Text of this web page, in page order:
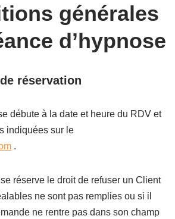
générales
d’hypnose
réservation
débute à la date et heure du RDV et
indiquées sur le
.
réserve le droit de refuser un Client
ne sont pas remplies ou si il
ne rentre pas dans son champ